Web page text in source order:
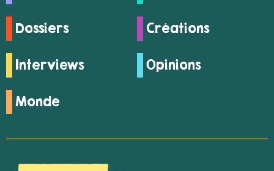
Dossiers Créations
Interviews Opinions
Monde